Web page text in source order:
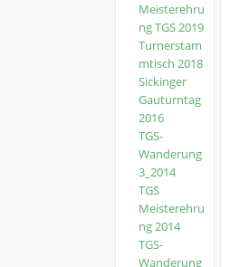
Meisterehru
ng TGS 2019
Turnerstam
mtisch 2018
Sickinger
Gauturntag
2016
TGS-
Wanderung
3_2014
TGS
Meisterehru
ng 2014
TGS-
Wanderung